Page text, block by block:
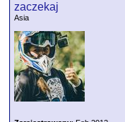
zaczekaj
Asia